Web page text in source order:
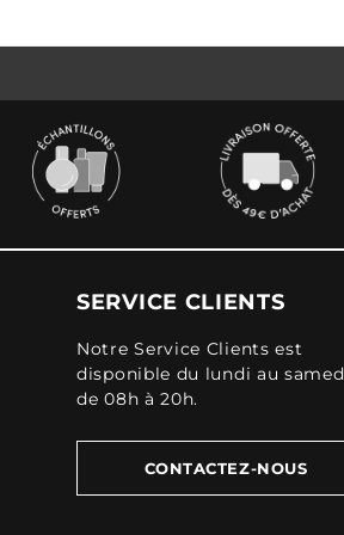
SERVICE CLIENTS
Notre Service Clients est
disponible du lundi au
de 08h à 20h.
CONTACTEZ-NOUS